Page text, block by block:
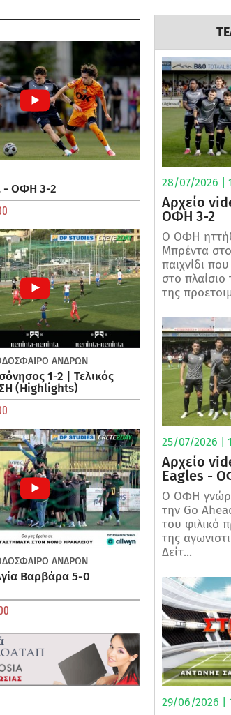
- ΟΦΗ 3-2
ΑΝΔΡΏΝ
1-2 | Τελικός
(Highlights)
ΑΝΔΡΏΝ
Βαρβάρα 5-0
28/07/2026 |
Αρχείο
ΟΦΗ 3-2
Ο ΟΦΗ
Μπρέντα
παιχνίδι
στο
της
25/07/2026 |
Αρχείο
Eagles -
Ο ΟΦΗ
την Go
του φιλικό
της
Δείτ...
29/06/2026 |